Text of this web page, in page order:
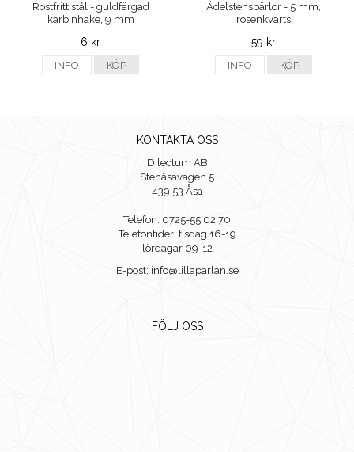
Rostfritt stål - guldfärgad
karbinhake, 9 mm
6 kr
INFO KÖP
Ädelstenspärlor - 5 mm,
rosenkvarts
59 kr
INFO KÖP
KONTAKTA OSS
Dilectum AB
Stenåsavägen 5
439 53 Åsa
Telefon: 0725-55 02 70
Telefontider: tisdag 16-19
lördagar 09-12
E-post: info@lillaparlan.se
FÖLJ OSS